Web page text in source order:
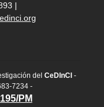
|
del CeDInCI -
7234 -
PM